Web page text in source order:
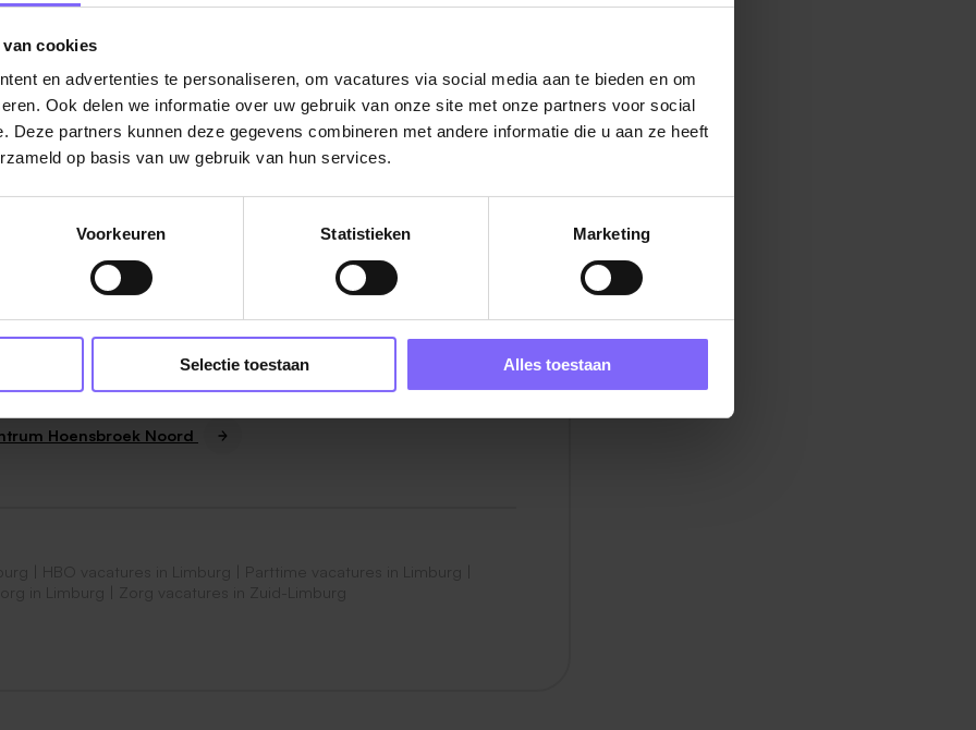
cookies
en advertenties te personaliseren, om vacatures via social media aan te bieden en om
Ook delen we informatie over uw gebruik van onze site met onze partners voor social
Deze partners kunnen deze gegevens combineren met andere informatie die u aan ze heeft
op basis van uw gebruik van hun services.
Voorkeuren Statistieken Marketing
Selectie toestaan Alles toestaan
die ons uit de brand wil helpen? Wacht dan niet langer
en CV. Wij kunnen niet wachten om kennis te maken. Vind
koffiedrinken en een keer meelopen. Dat kan ook. Tot
of via mail: management@gchoensbroeknoord.nl
Hoensbroek Noord